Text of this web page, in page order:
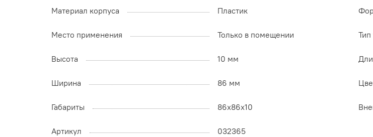
Материал корпуса Пластик
Место применения Только в помещении Тип
Высота 10 мм
Ширина 86 мм
Габариты 86х86х10
Артикул 032365